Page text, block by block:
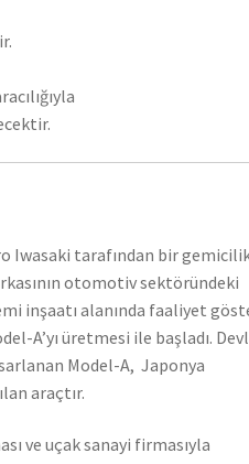
Iwasaki tarafından bir
otomotiv sektöründeki
inşaatı alanında faaliyet
A’yı üretmesi ile başladı.
Model-A, Japonya
araçtır.
ve uçak sanayi firmasıyla